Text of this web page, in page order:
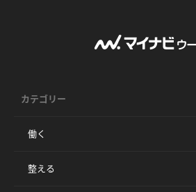
カテゴリー
働く
整える